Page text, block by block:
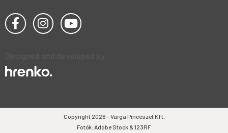
Copyright 2026 - Varga Pincészet Kft.
Fotók: Adobe Stock & 123RF